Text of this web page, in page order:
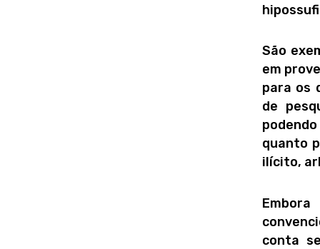
São
em
para os
de
quanto
ilícito,
conta